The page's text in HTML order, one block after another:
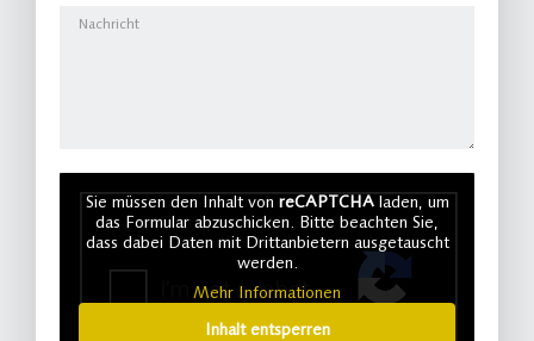
Sie müssen den Inhalt von reCAPTCHAladen, um
das Formular abzuschicken. Bitte beachten Sie,
dass dabei Daten mit Drittanbietern ausgetauscht
werden.
Mehr Informationen
Inhalt entsperren